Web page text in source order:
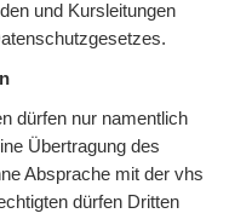
und Kursleitungen
dürfen nur namentlich
Übertragung des
Absprache mit der vhs
dürfen Dritten